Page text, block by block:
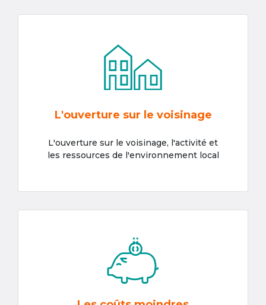
L'ouverture sur le voisinage
L'ouverture sur le voisinage, l'activité et
les ressources de l'environnement local